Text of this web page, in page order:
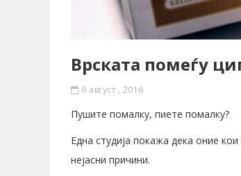
Врската помеѓу
6 август , 2016
Пушите помалку, пиете помалку?
Една студија покажа дека оние
нејасни причини.